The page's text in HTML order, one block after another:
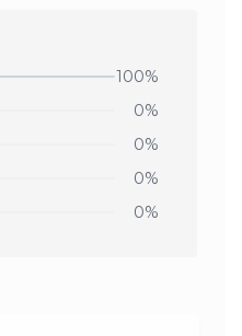
100%
0%
0%
0%
0%